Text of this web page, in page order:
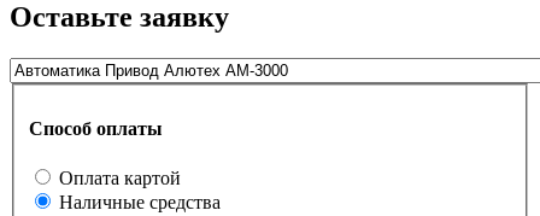
Оставьте заявку
Способ оплаты
Оплата картой
Наличные средства